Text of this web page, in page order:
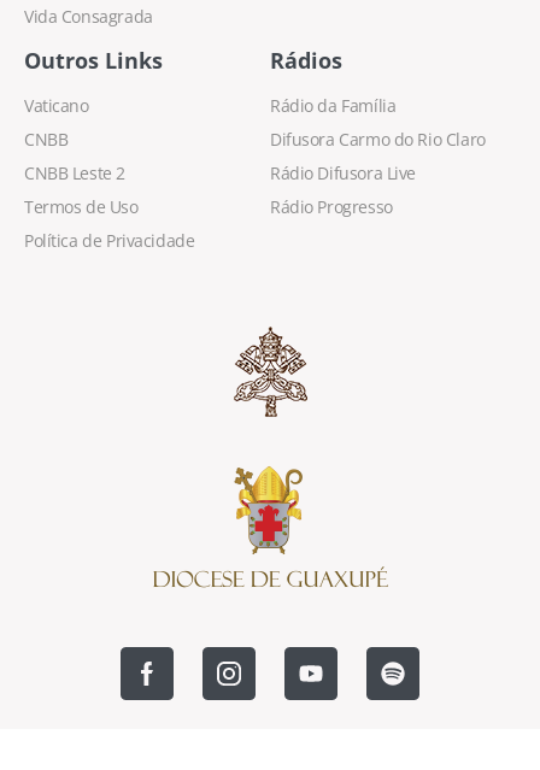
Vida Consagrada
Outros Links
Vaticano
CNBB
CNBB Leste 2
Termos de Uso
Política de Privacidade
Rádios
Rádio da Família
Difusora Carmo do Rio Claro
Rádio Difusora Live
Rádio Progresso